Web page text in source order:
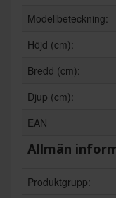
Modellbeteckning:
Höjd (cm):
Bredd (cm):
Djup (cm):
EAN
Allmän
Produktgrupp: